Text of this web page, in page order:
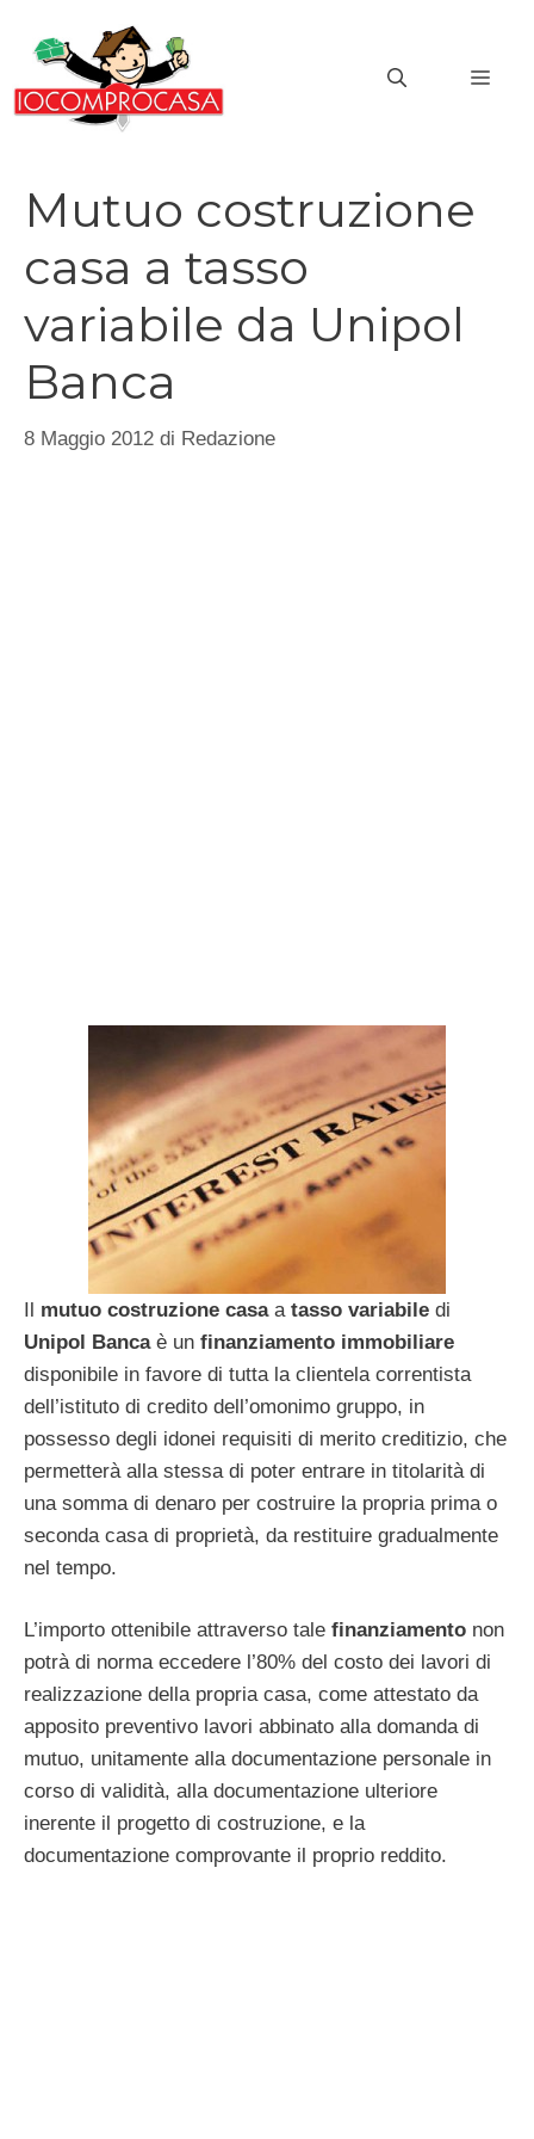
contenuto
Mutuo costruzione
casa a tasso
variabile da Unipol
Banca
8 Maggio 2012 di Redazione
Il mutuo costruzione casaa tasso variabile di
Unipol Bancaè un finanziamento immobiliare
disponibile in favore di tutta la clientela correntista
dell’istituto di credito dell’omonimo gruppo, in
possesso degli idonei requisiti di merito creditizio, che
permetterà alla stessa di poter entrare in titolarità di
una somma di denaro per costruire la propria prima o
seconda casa di proprietà, da restituire gradualmente
nel tempo.
L’importo ottenibile attraverso tale finanziamento non
potrà di norma eccedere l’80% del costo dei lavori di
realizzazione della propria casa, come attestato da
apposito preventivo lavori abbinato alla domanda di
mutuo, unitamente alla documentazione personale in
corso di validità, alla documentazione ulteriore
inerente il progetto di costruzione, e la
documentazione comprovante il proprio reddito.